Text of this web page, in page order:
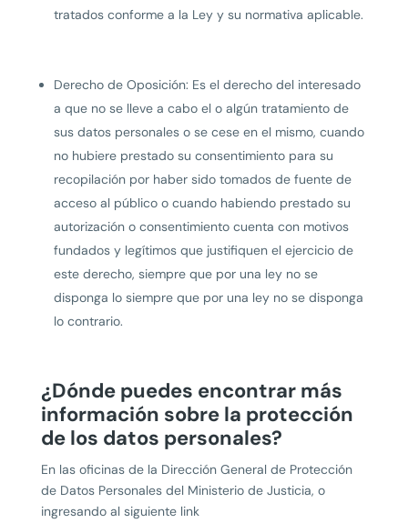
tratados conforme a la Ley y su normativa aplicable.
Derecho de Oposición: Es el derecho del interesado
a que no se lleve a cabo el o algún tratamiento de
sus datos personales o se cese en el mismo, cuando
no hubiere prestado su consentimiento para su
recopilación por haber sido tomados de fuente de
acceso al público o cuando habiendo prestado su
autorización o consentimiento cuenta con motivos
fundados y legítimos que justifiquen el ejercicio de
este derecho, siempre que por una ley no se
disponga lo siempre que por una ley no se disponga
lo contrario.
¿Dónde puedes encontrar más
información sobre la protección
de los datos personales?
En las oficinas de la Dirección General de Protección
de Datos Personales del Ministerio de Justicia, o
ingresando al siguiente link